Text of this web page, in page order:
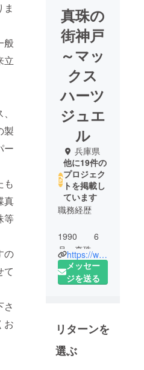
般
立
製
ー
も
真
等
の
て
さ
お
真珠の
街神戸
～マッ
クス
ハーツ
ジュエ
ル
兵庫県
他に19件の
プロジェク
トを掲載し
ています
職務経歴
1990 6
月 真珠製
品卸販売
有アユート
月 有限会
社～個人に
縮小切り替
https://www.facebook.com/profile.php?id=100014362030433
メッセー
ジを送る
リターンを
選ぶ